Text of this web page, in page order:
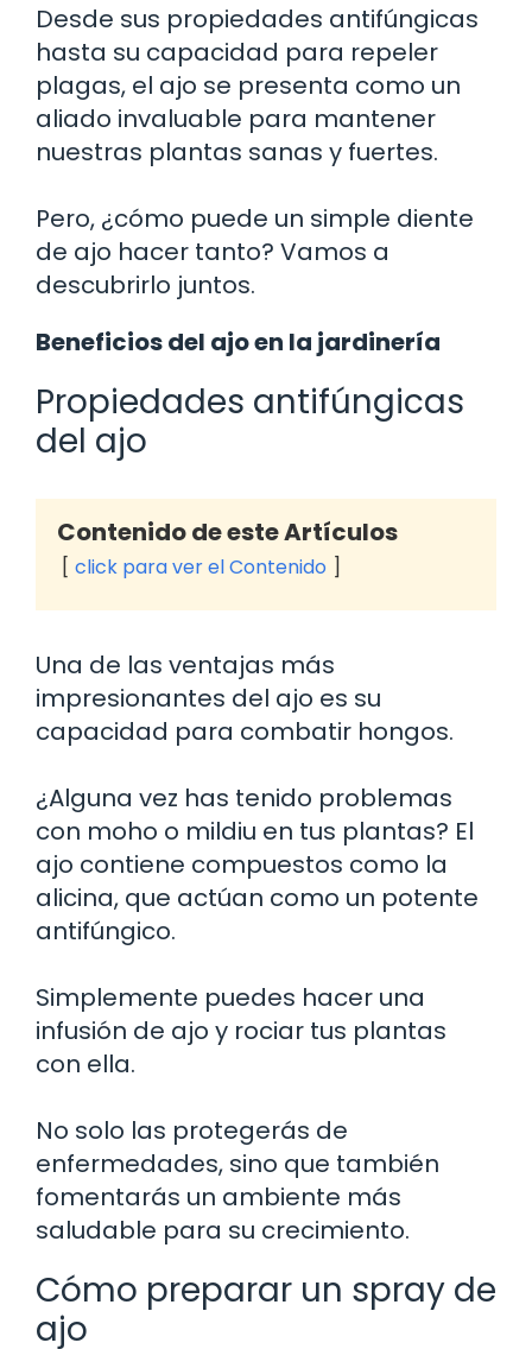
Desde sus propiedades antifúngicas
hasta su capacidad para repeler
plagas, el ajo se presenta como un
aliado invaluable para mantener
nuestras plantas sanas y fuertes.
Pero, ¿cómo puede un simple diente
de ajo hacer tanto? Vamos a
descubrirlo juntos.
Beneficios del ajo en la jardinería
Propiedades antifúngicas
del ajo
Contenido de este Artículos
click para ver el Contenido
Una de las ventajas más
impresionantes del ajo es su
capacidad para combatir hongos.
¿Alguna vez has tenido problemas
con moho o mildiu en tus plantas? El
ajo contiene compuestos como la
alicina, que actúan como un potente
antifúngico.
Simplemente puedes hacer una
infusión de ajo y rociar tus plantas
con ella.
No solo las protegerás de
enfermedades, sino que también
fomentarás un ambiente más
saludable para su crecimiento.
Cómo preparar un spray de
ajo